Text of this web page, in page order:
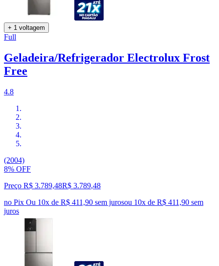
+ 1 voltagem
Full
Geladeira/Refrigerador Electrolux Frost
Free
4.8
(2004)
8% OFF
Preço R$ 3.789,48R$ 3.789,48
no Pix Ou 10x de R$ 411,90 sem jurosou 10x de R$ 411,90 sem
juros